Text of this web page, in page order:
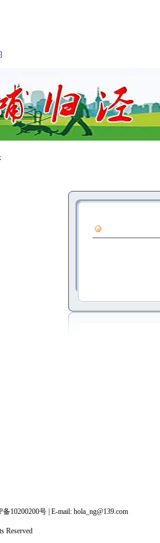
号 | E-mail: hola_ng@139.com
Reserved